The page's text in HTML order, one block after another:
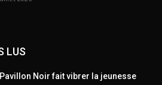
LUS
Pavillon Noir fait vibrer la jeunesse